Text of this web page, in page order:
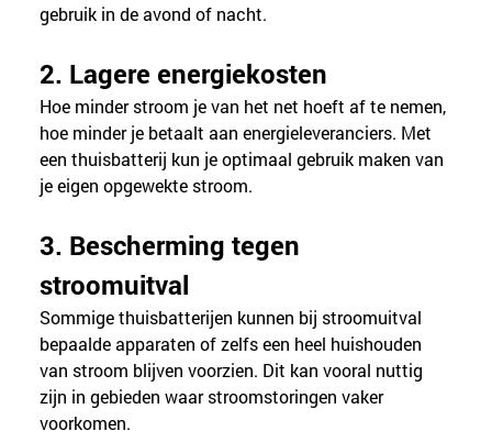
gebruik in de avond of nacht.
2. Lagere energiekosten
Hoe minder stroom je van het net hoeft af te nemen,
hoe minder je betaalt aan energieleveranciers. Met
een thuisbatterij kun je optimaal gebruik maken van
je eigen opgewekte stroom.
3. Bescherming tegen
stroomuitval
Sommige thuisbatterijen kunnen bij stroomuitval
bepaalde apparaten of zelfs een heel huishouden
van stroom blijven voorzien. Dit kan vooral nuttig
zijn in gebieden waar stroomstoringen vaker
voorkomen.